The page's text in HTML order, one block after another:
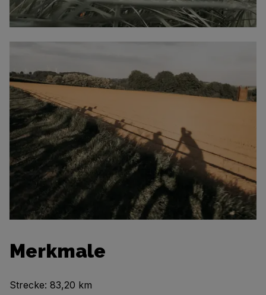
Merkmale
Strecke: 83,20 km